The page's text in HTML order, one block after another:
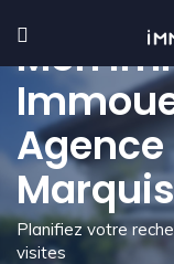
Mon
Planifiez votre
visites